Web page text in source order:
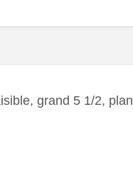
grand 5 1/2,